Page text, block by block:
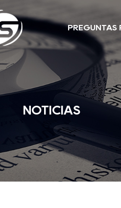
PREGUNTAS
NOTICIAS